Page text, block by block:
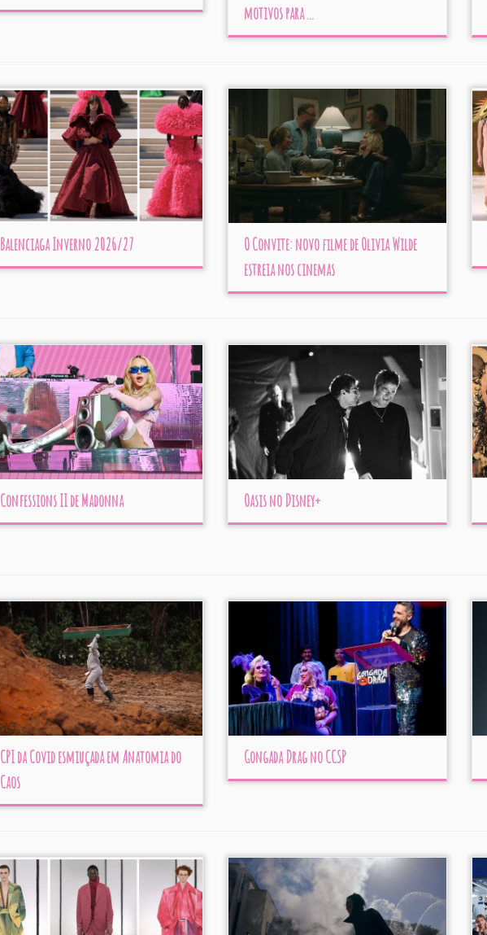
motivos para ...
Balenciaga Inverno 2026/27
O Convite: novo filme de Olivia Wilde
estreia nos cinemas
Confessions II de Madonna Oasis no Disney+
CPI da Covid esmiuçada em Anatomia do
Caos
Gongada Drag no CCSP